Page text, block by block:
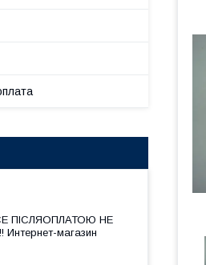
ПІСЛЯОПЛАТОЮ НЕ
магазин